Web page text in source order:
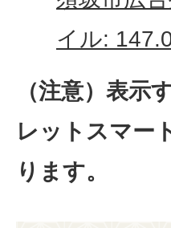
イル:
（注意）表示
レットスマー
ります。